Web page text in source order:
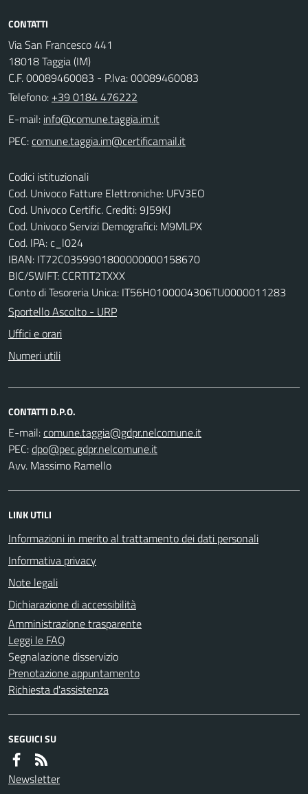
CONTATTI
Via San Francesco 441
18018 Taggia (IM)
C.F. 00089460083 - P.Iva: 00089460083
Telefono: +39 0184 476222
E-mail:
PEC:
Codici istituzionali
Cod. Univoco Fatture Elettroniche: UFV3EO
Cod. Univoco Certific. Crediti: 9J59KJ
Cod. Univoco Servizi Demografici: M9MLPX
Cod. IPA: c_l024
IBAN: IT72C0359901800000000158670
BIC/SWIFT: CCRTIT2TXXX
Conto di Tesoreria Unica: IT56H0100004306TU0000011283
Sportello Ascolto - URP
Uffici e orari
Numeri utili
CONTATTI D.P.O.
E-mail:
PEC:
Avv. Massimo Ramello
LINK UTILI
Informazioni in merito al trattamento dei dati personali
Informativa privacy
Note legali
Dichiarazione di accessibilità
Amministrazione trasparente
Leggi le FAQ
Segnalazione disservizio
Prenotazione appuntamento
Richiesta d'assistenza
SEGUICI SU
Newsletter